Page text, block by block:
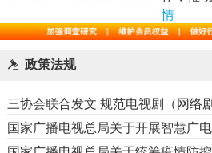
情
政策法规
三协会联合发文 规范电视剧（网络
国家广播电视总局关于开展智慧广